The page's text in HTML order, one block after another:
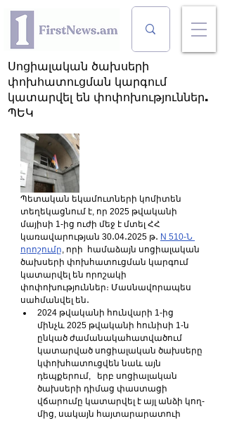
Սոցիալական ծախսերի
փոխհատուցման կարգում
կատարվել են փոփոխություններ.
ՊԵԿ
Պետական եկամուտների կոմիտեն
տեղեկացնում է, որ 2025 թվականի
մայիսի 1-ից ուժի մեջ է մտել ՀՀ
կառավարության 30․04․2025 թ․ N 510-Ն
որոշումը, որի  համաձայն սոցիալական
ծախսերի փոխհատուցման կարգում
կատարվել են որոշակի
փոփոխություններ։ Մասնավորապես
սահմանվել են․
2024 թվականի հունվարի 1-ից
մինչև 2025 թվականի հունիսի 1-ն
ընկած ժամանակահատվածում
կատարված սոցիալական ծախսերը
կփոխհատուցվեն նաև այն
դեպքերում,   երբ սոցիա­լական
ծախսերի դիմաց փաստացի
վճարումը կատարվել է այլ անձի կող­
մից, սակայն հայ­տա­րարատուի